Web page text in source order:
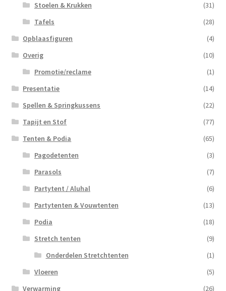
Stoelen & Krukken
(31)
Tafels
(28)
Opblaasfiguren
(4)
Overig
(10)
Promotie/reclame
(1)
Presentatie
(14)
Spellen & Springkussens
(22)
Tapijt en Stof
(77)
Tenten & Podia
(65)
Pagodetenten
(3)
Parasols
(7)
Partytent / Aluhal
(6)
Partytenten & Vouwtenten
(13)
Podia
(18)
Stretch tenten
(9)
Onderdelen Stretchtenten
(1)
Vloeren
(5)
Verwarming
(26)